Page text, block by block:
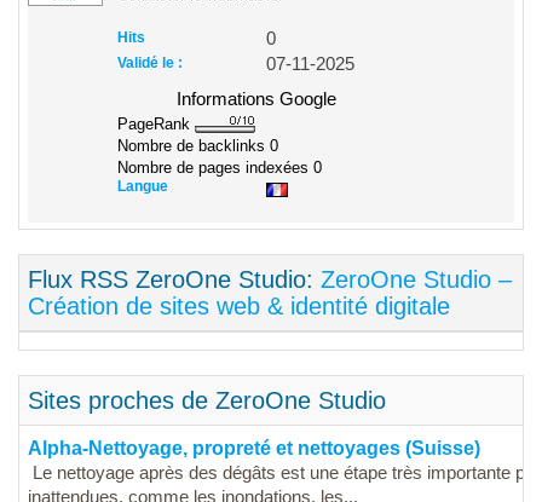
Hits 0
Validé le :
07-11-2025
Informations Google
PageRank
Nombre de backlinks 0
Nombre de pages indexées 0
Langue
Flux RSS ZeroOne Studio: ZeroOne Studio –
Création de sites web & identité digitale
Sites proches de ZeroOne Studio
Alpha-Nettoyage, propreté et nettoyages (Suisse)
Le nettoyage après des dégâts est une étape très importante
inattendues, comme les inondations, les...